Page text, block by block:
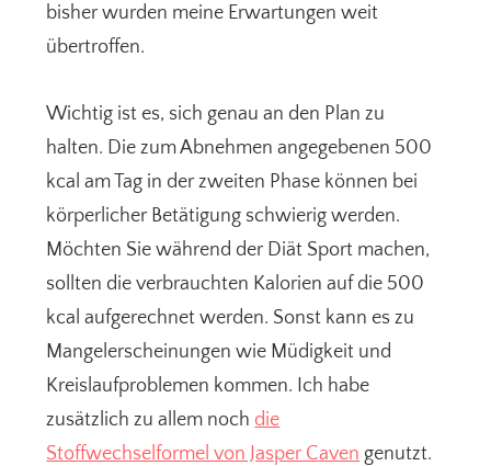
bisher wurden meine Erwartungen weit
übertroffen.
Wichtig ist es, sich genau an den Plan zu
halten. Die zum Abnehmen angegebenen 500
kcal am Tag in der zweiten Phase können bei
körperlicher Betätigung schwierig werden.
Möchten Sie während der Diät Sport machen,
sollten die verbrauchten Kalorien auf die 500
kcal aufgerechnet werden. Sonst kann es zu
Mangelerscheinungen wie Müdigkeit und
Kreislaufproblemen kommen. Ich habe
zusätzlich zu allem noch die
Stoffwechselformel von Jasper Caven genutzt.